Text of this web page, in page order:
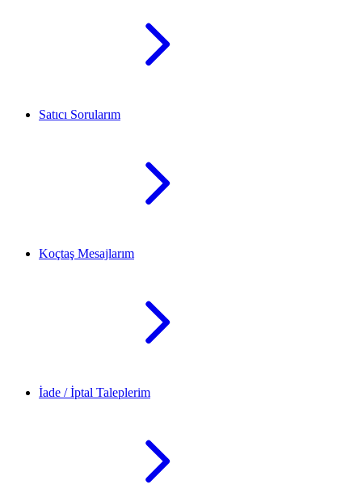
Satıcı Sorularım
Koçtaş Mesajlarım
İade / İptal Taleplerim